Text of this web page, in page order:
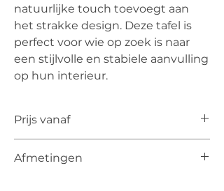
natuurlijke touch toevoegt aan
het strakke design. Deze tafel is
perfect voor wie op zoek is naar
een stijlvolle en stabiele aanvulling
op hun interieur.
Prijs vanaf
het artikel. De uiteindelijke prijs is
Afmetingen